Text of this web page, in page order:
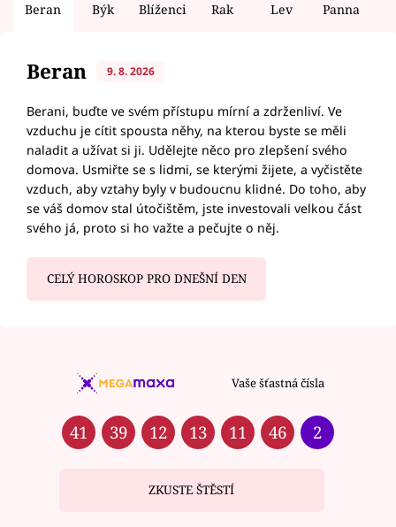
Beran Býk Blíženci Rak Lev Panna
Beran 9. 8. 2026
Berani, buďte ve svém přístupu mírní a zdrženliví. Ve
vzduchu je cítit spousta něhy, na kterou byste se měli
naladit a užívat si ji. Udělejte něco pro zlepšení svého
domova. Usmiřte se s lidmi, se kterými žijete, a vyčistěte
vzduch, aby vztahy byly v budoucnu klidné. Do toho, aby
se váš domov stal útočištěm, jste investovali velkou část
svého já, proto si ho važte a pečujte o něj.
CELÝ HOROSKOP PRO DNEŠNÍ DEN
Vaše šťastná čísla
41 39 12 13 11 46 2
ZKUSTE ŠTĚSTÍ